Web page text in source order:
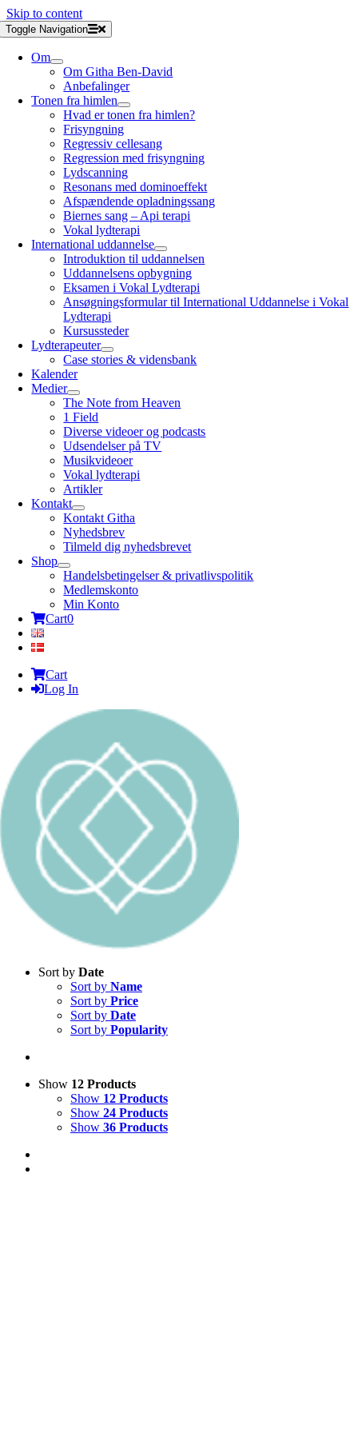
Skip to content
Toggle Navigation
Om
Om Githa Ben-David
Anbefalinger
Tonen fra himlen
Hvad er tonen fra himlen?
Frisyngning
Regressiv cellesang
Regression med frisyngning
Lydscanning
Resonans med dominoeffekt
Afspændende opladningssang
Biernes sang – Api terapi
Vokal lydterapi
International uddannelse
Introduktion til uddannelsen
Uddannelsens opbygning
Eksamen i Vokal Lydterapi
Ansøgningsformular til International Uddannelse i Vokal
Lydterapi
Kursussteder
Lydterapeuter
Case stories & vidensbank
Kalender
Medier
The Note from Heaven
1 Field
Diverse videoer og podcasts
Udsendelser på TV
Musikvideoer
Vokal lydterapi
Artikler
Kontakt
Kontakt Githa
Nyhedsbrev
Tilmeld dig nyhedsbrevet
Shop
Handelsbetingelser & privatlivspolitik
Medlemskonto
Min Konto
Cart0
Cart
Log In
Sort by Date
Sort by Name
Sort by Price
Sort by Date
Sort by Popularity
Show 12 Products
Show 12 Products
Show 24 Products
Show 36 Products